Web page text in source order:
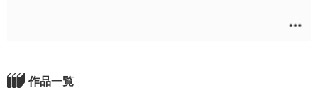
作品一覧